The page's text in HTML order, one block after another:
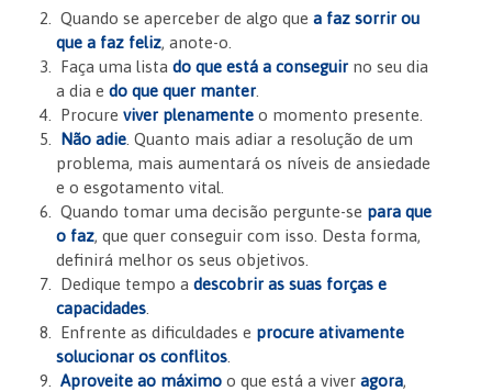
Quando se aperceber de algo quea faz sorrir ou
que a faz feliz, anote-o.
Faça uma listado que está a conseguir no seu dia
a dia edo que quer manter.
Procureviver plenamenteo momento presente.
Não adie . Quanto mais adiar a resolução de um
problema, mais aumentará os níveis de ansiedade
e o esgotamento vital.
Quando tomar uma decisão pergunte-se para que
o faz, que quer conseguir com isso. Desta forma,
definirá melhor os seus objetivos.
Dedique tempo adescobrir as suas forças e
capacidades
Enfrente as dificuldades e procure ativamente
solucionar os conflitos
Aproveite ao máximoo que está a viveragora,